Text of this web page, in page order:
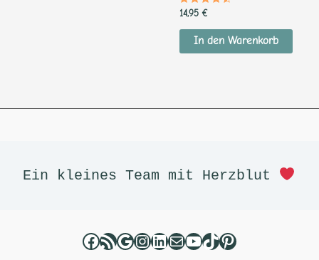
Bewertet
mit
4.34
von 5
14,95 €
In den Warenkorb
Ein kleines Team mit Herzblut